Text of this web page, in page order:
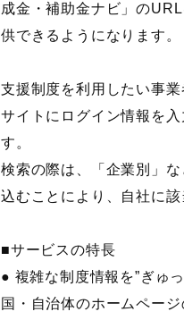
成金・補助金ナビ」の
供できるようになります。
支援制度を利用したい事
サイトにログイン情報を
す。
検索の際は、「企業別」
込むことにより、自社に
■サービスの特長
● 複雑な制度情報を”ぎゅ
国・自治体のホームペー